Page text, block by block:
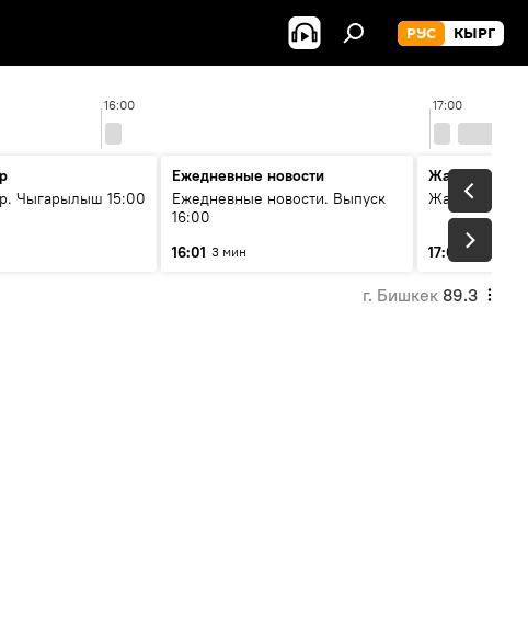
РУС КЫРГ
16:00 17:00
Чыгарылыш 15:00
Ежедневные новости
Ежедневные новости. Выпуск
16:00
16:01 3 мин
Жаңылыктар
17:01 3 мин
г. Бишкек 89.3